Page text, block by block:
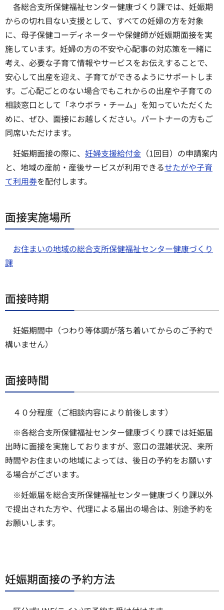
各総合支所保健福祉センター健康づくり課では、妊娠期
からの切れ目ない支援として、すべての妊婦の方を対象
に、母子保健コーディネーターや保健師が妊娠期面接を実
施しています。妊婦の方の不安や心配事の対応策を一緒に
考え、必要な子育て情報やサービスをお伝えすることで、
安心して出産を迎え、子育てができるようにサポートしま
す。ご心配ごとのない場合でもこれからの出産や子育ての
相談窓口として「ネウボラ・チーム」を知っていただくた
めに、ぜひ、面接にお越しください。パートナーの方もご
同席いただけます。
妊娠期面接の際に、 妊婦支援給付金 （1回目）の申請案内
と、地域の産前・産後サービスが利用できるせたがや子育
て利用券を配付します。
面接実施場所
お住まいの地域の総合支所保健福祉センター健康づくり
課
面接時期
妊娠期間中（つわり等体調が落ち着いてからのご予約で
構いません）
面接時間
４０分程度（ご相談内容により前後します）
※各総合支所保健福祉センター健康づくり課では妊娠届
出時に面接を実施しておりますが、窓口の混雑状況、来所
時間やお住まいの地域によっては、後日の予約をお願いす
る場合がございます。
※妊娠届を総合支所保健福祉センター健康づくり課以外
で提出された方や、代理による届出の場合は、別途予約を
お願いします。
妊娠期面接の予約方法